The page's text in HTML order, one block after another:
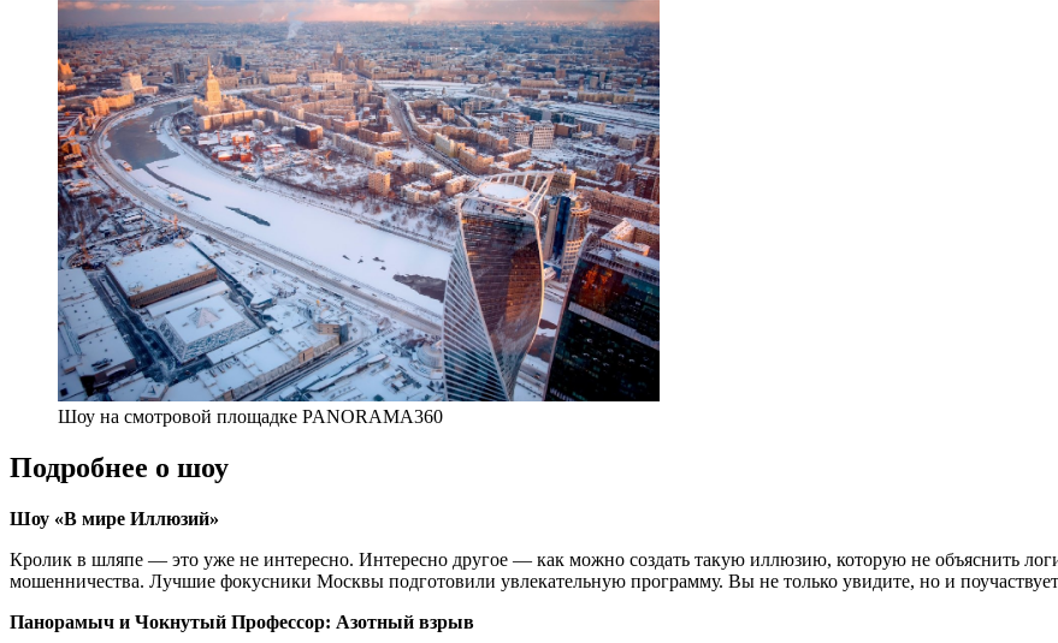
Шоу на смотровой площадке PANORAMA360
Подробнее о шоу
Шоу «В мире Иллюзий»
Кролик в шляпе — это уже не интересно. Интересно другое — как можно создать такую иллюзию, которую не объяснить
мошенничества. Лучшие фокусники Москвы подготовили увлекательную программу. Вы не только увидите, но и
Панорамыч и Чокнутый Профессор: Азотный взрыв